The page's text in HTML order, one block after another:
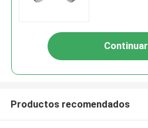
Continuar
Productos recomendados